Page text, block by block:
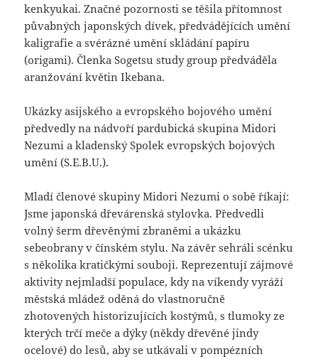
kenkyukai. Značné pozornosti se těšila přítomnost
půvabných japonských dívek, předvádějících umění
kaligrafie a svérázné umění skládání papíru
(origami). Členka Sogetsu study group předváděla
aranžování květin Ikebana.
Ukázky asijského a evropského bojového umění
předvedly na nádvoří pardubická skupina Midori
Nezumi a kladenský Spolek evropských bojových
umění (S.E.B.U.).
Mladí členové skupiny Midori Nezumi o sobě říkají:
Jsme japonská dřevárenská stylovka. Předvedli
volný šerm dřevěnými zbraněmi a ukázku
sebeobrany v čínském stylu. Na závěr sehráli scénku
s několika kratičkými souboji. Reprezentují zájmové
aktivity nejmladší populace, kdy na víkendy vyráží
městská mládež oděná do vlastnoručně
zhotovených historizujících kostýmů, s tlumoky ze
kterých trčí meče a dýky (někdy dřevěné jindy
ocelové) do lesů, aby se utkávali v pompézních